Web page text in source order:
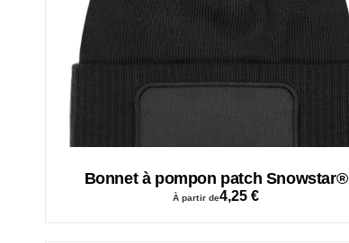
Bonnet à pompon patch Snowstar®
À partir de4,25€